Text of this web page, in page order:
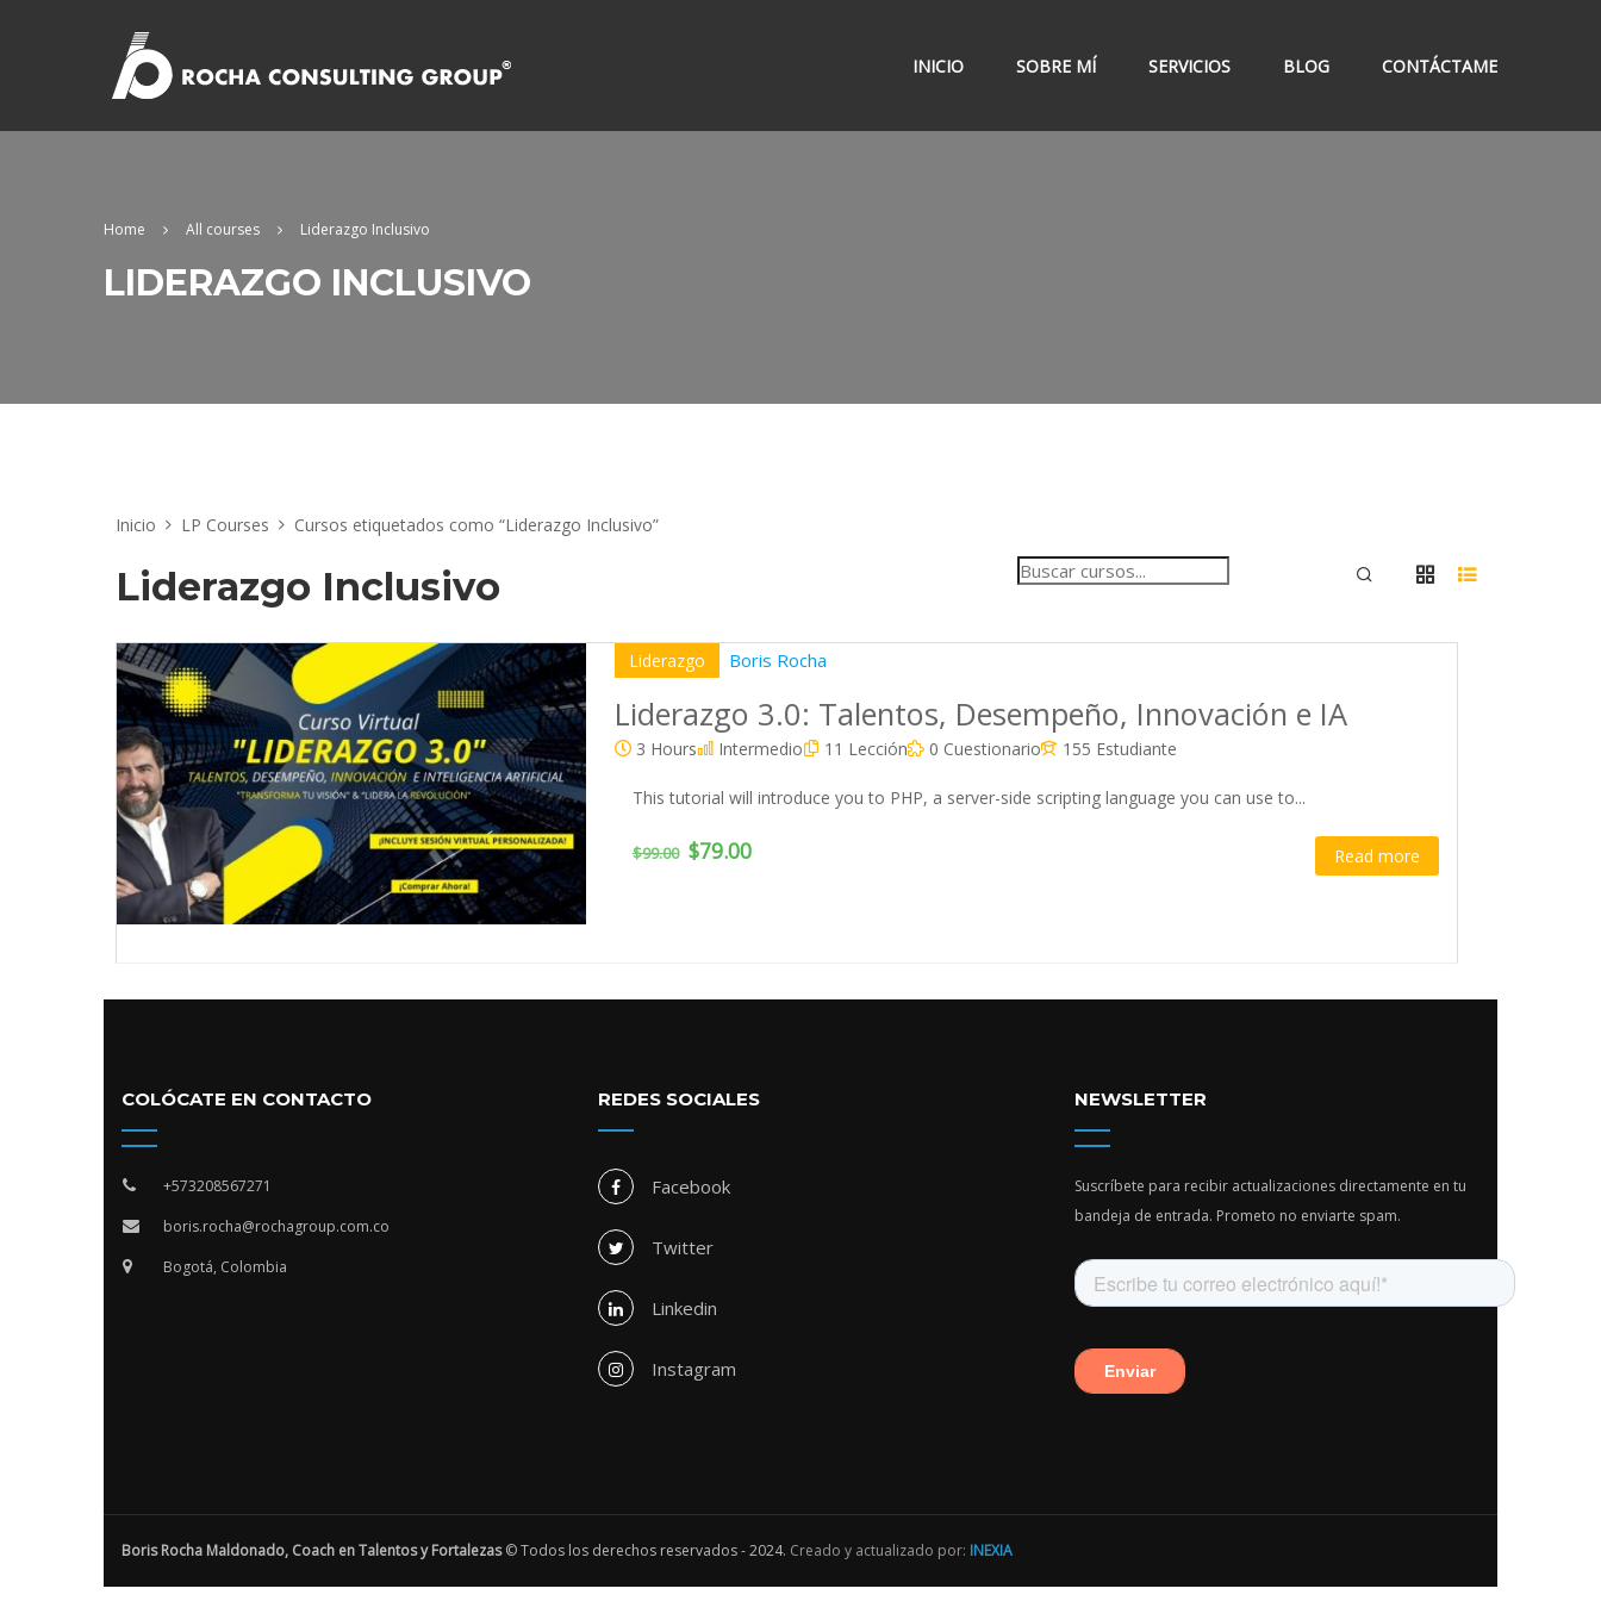
INICIO SOBRE MÍ SERVICIOS BLOG CONTÁCTAME
Home All courses Liderazgo Inclusivo
LIDERAZGO INCLUSIVO
Inicio LP Courses Cursos etiquetados como “Liderazgo Inclusivo”
Liderazgo Inclusivo
Liderazgo Boris Rocha
Liderazgo 3.0: Talentos, Desempeño, Innovación e IA
3 Hours Intermedio 11 Lección 0 Cuestionario 155 Estudiante
This tutorial will introduce you to PHP, a server-side scripting language you can use to...
$99.00 $79.00 Read more
COLÓCATE EN CONTACTO
+573208567271
boris.rocha@rochagroup.com.co
Bogotá, Colombia
REDES SOCIALES
Facebook
Twitter
Linkedin
Instagram
NEWSLETTER
Suscríbete para recibir actualizaciones directamente en tu
bandeja de entrada. Prometo no enviarte spam.
Boris Rocha Maldonado, Coach en Talentos y Fortalezas© Todos los derechos reservados - 2024. Creado y actualizado por: INEXIA